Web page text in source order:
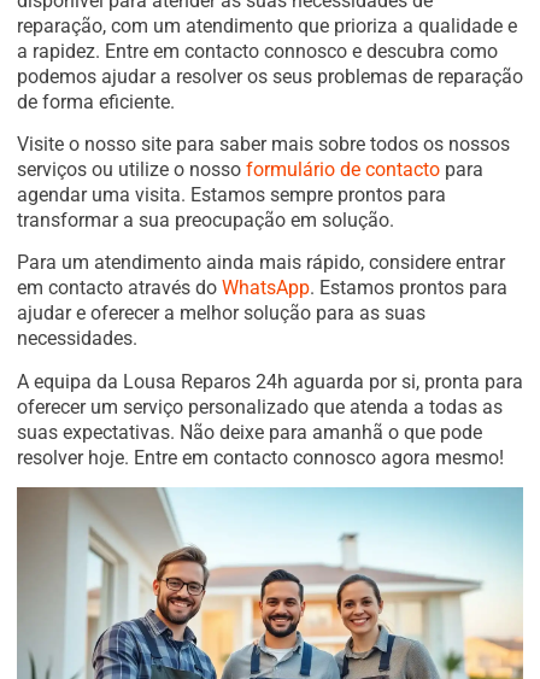
reparação, com um atendimento que prioriza a qualidade e
a rapidez. Entre em contacto connosco e descubra como
podemos ajudar a resolver os seus problemas de reparação
de forma eficiente.
Visite o nosso site para saber mais sobre todos os nossos
serviços ou utilize o nosso formulário de contacto para
agendar uma visita. Estamos sempre prontos para
transformar a sua preocupação em solução.
Para um atendimento ainda mais rápido, considere entrar
em contacto através do WhatsApp. Estamos prontos para
ajudar e oferecer a melhor solução para as suas
necessidades.
A equipa da Lousa Reparos 24h aguarda por si, pronta para
oferecer um serviço personalizado que atenda a todas as
suas expectativas. Não deixe para amanhã o que pode
resolver hoje. Entre em contacto connosco agora mesmo!